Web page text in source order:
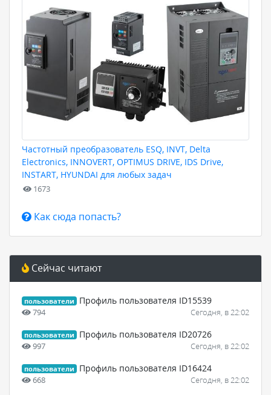
Частотный преобразователь ESQ, INVT, Delta
Electronics, INNOVERT, OPTIMUS DRIVE, IDS Drive,
INSTART, HYUNDAI для любых задач
1673
Как сюда попасть?
Сейчас читают
пользователи Профиль пользователя ID15539
794 Сегодня, в 22:02
пользователи Профиль пользователя ID20726
997 Сегодня, в 22:02
пользователи Профиль пользователя ID16424
668 Сегодня, в 22:02